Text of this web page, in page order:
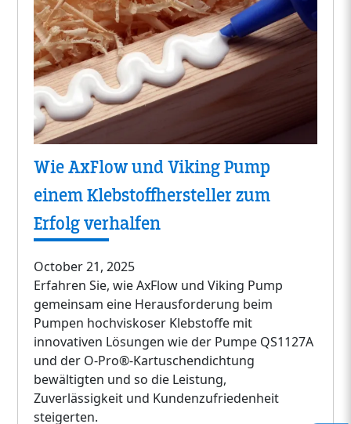
Wie AxFlow und Viking Pump
einem Klebstoffhersteller zum
Erfolg verhalfen
October 21, 2025
Erfahren Sie, wie AxFlow und Viking Pump
gemeinsam eine Herausforderung beim
Pumpen hochviskoser Klebstoffe mit
innovativen Lösungen wie der Pumpe QS1127A
und der O-Pro®-Kartuschendichtung
bewältigten und so die Leistung,
Zuverlässigkeit und Kundenzufriedenheit
steigerten.